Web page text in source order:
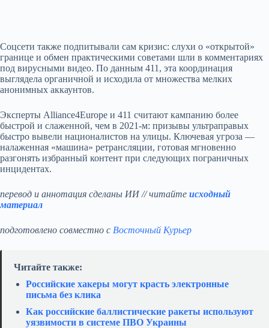
Соцсети также подпитывали сам кризис: слухи о «открытой»
границе и обмен практическими советами шли в комментариях
под вирусными видео. По данным 411, эта координация
выглядела органичной и исходила от множества мелких
анонимных аккаунтов.
Эксперты Alliance4Europe и 411 считают кампанию более
быстрой и слаженной, чем в 2021‑м: призывы ультраправых
быстро вывели националистов на улицы. Ключевая угроза —
налаженная «машина» ретрансляции, готовая мгновенно
разгонять избранный контент при следующих пограничных
инцидентах.
перевод и аннотация сделаны ИИ // читайте исходный
материал
подготовлено совместно с Восточный Курьер
Читайте также:
Российские хакеры могут красть электронные
письма без клика
Как российские баллистические ракеты используют
уязвимости в системе ПВО Украины